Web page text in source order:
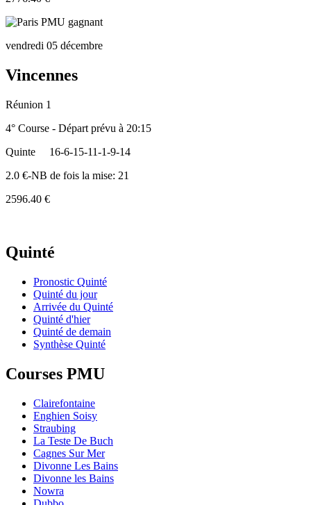
vendredi 05 décembre
Vincennes
Réunion 1
4° Course - Départ prévu à 20:15
Quinte
16-6-15-11-1-9-14
2.0 €-NB de fois la mise: 21
2596.40 €
Quinté
Pronostic Quinté
Quinté du jour
Arrivée du Quinté
Quinté d'hier
Quinté de demain
Synthèse Quinté
Courses PMU
Clairefontaine
Enghien Soisy
Straubing
La Teste De Buch
Cagnes Sur Mer
Divonne Les Bains
Divonne les Bains
Nowra